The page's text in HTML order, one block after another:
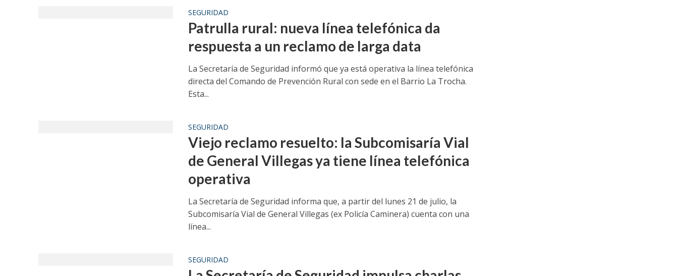
SEGURIDAD
Patrulla rural: nueva línea telefónica da
respuesta a un reclamo de larga data
La Secretaría de Seguridad informó que ya está operativa la línea telefónica
directa del Comando de Prevención Rural con sede en el Barrio La Trocha.
Esta...
SEGURIDAD
Viejo reclamo resuelto: la Subcomisaría Vial
de General Villegas ya tiene línea telefónica
operativa
La Secretaría de Seguridad informa que, a partir del lunes 21 de julio, la
Subcomisaría Vial de General Villegas (ex Policía Caminera) cuenta con una
línea...
SEGURIDAD